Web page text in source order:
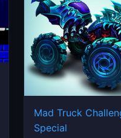
Mad Truck
Special